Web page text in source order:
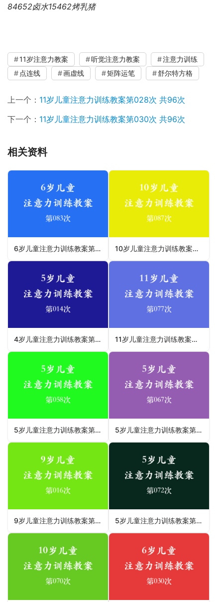
84652卤水15462烤乳猪
11岁注意力教案 听觉注意力教案
注意力训练
点连线
画虚线 矩阵运笔 舒尔特方格
上一个： 11岁儿童注意力训练教案第028次 共96次
下一个： 11岁儿童注意力训练教案第030次 共96次
相关资料
6岁儿童注意力训练教案第083次 共96次 10岁儿童注意力训练教案第087次 共96次
4岁儿童注意力训练教案第014次 共96次 11岁儿童注意力训练教案第077次 共96次
5岁儿童注意力训练教案第058次 共96次 5岁儿童注意力训练教案第067次 共96次
9岁儿童注意力训练教案第016次 共96次 5岁儿童注意力训练教案第072次 共96次